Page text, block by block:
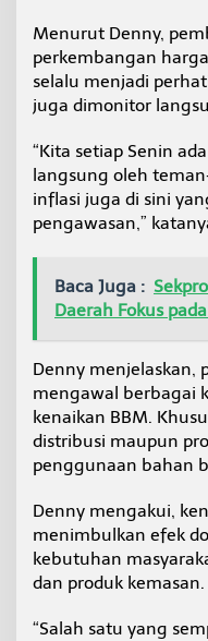
Menurut Denny,
perkembangan
selalu menjadi
juga dimonitor
“Kita setiap Senin
langsung oleh
inflasi juga di sini
pengawasan,”
Baca Juga :
Daerah Fokus
Denny menjelaskan,
mengawal berbagai
kenaikan BBM.
distribusi maupun
penggunaan bahan
Denny mengakui,
menimbulkan efek
kebutuhan
dan produk kemasan.
“Salah satu yang